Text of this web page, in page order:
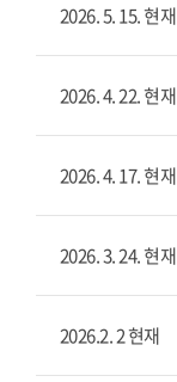
2026. 5. 15. 현재
2026. 4. 22. 현재
2026. 4. 17. 현재
2026. 3. 24. 현재
2026.2. 2 현재